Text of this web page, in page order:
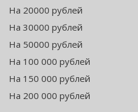
На 20000 рублей
На 30000 рублей
На 50000 рублей
На 100 000 рублей
На 150 000 рублей
На 200 000 рублей